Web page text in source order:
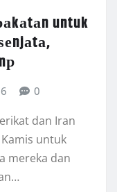
untuk
0
dаn Iran
untuk
mеrеkа dan